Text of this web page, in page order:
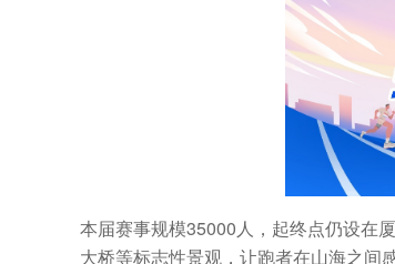
本届赛事规模35000人，起终点仍设在
大桥等标志性景观，让跑者在山海之间